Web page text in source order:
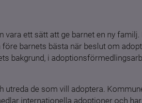
ett sätt att ge barnet en ny
barnets bästa när beslut om
bakgrund, i
de som vill adoptera.
internationella adoptioner och